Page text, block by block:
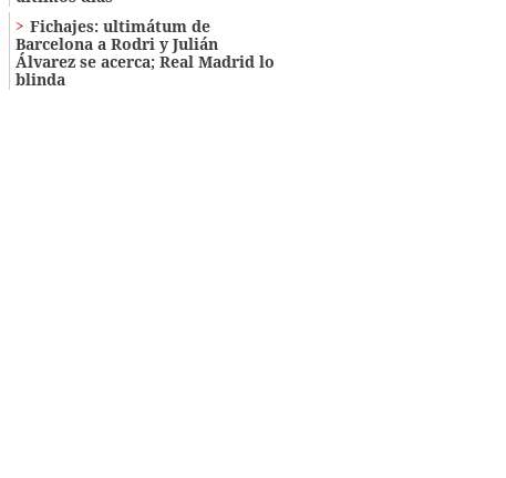
Fichajes: ultimátum de
Barcelona a Rodri y Julián
Álvarez se acerca; Real Madrid lo
blinda